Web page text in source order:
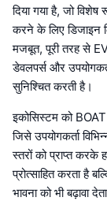
दिया गया है, जो
करने के लिए डिजाइन
मजबूत, पूरी तरह से
डेवलपर्स और
सुनिश्चित करती है।
इकोसिस्टम को BOAT
जिसे उपयोगकर्ता
स्तरों को प्राप्त
प्रोत्साहित करता है
भावना को भी बढ़ावा